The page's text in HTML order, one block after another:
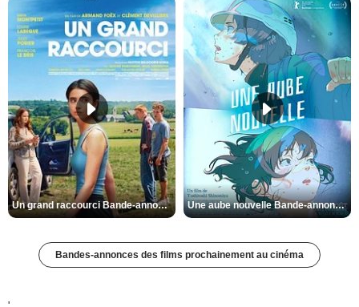
Un grand raccourci Bande-annonce VF Une aube nouvelle Bande-annonce VO STFR
Bandes-annonces des films prochainement au cinéma